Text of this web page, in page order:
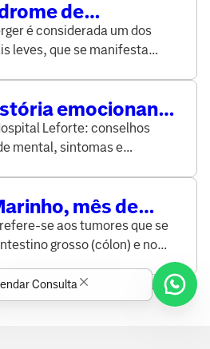
precoce do câncer
de
é considerada um dos
leves, que se manifesta
emocionante
DavidLeforte: conselhos
mental, sintomas e
mês de
sobre o câncer
se aos tumores que se
grosso (cólon) e no
Segundo o INCA, é
que mais atigem os
site do Grupo Leforte
29 30 ... 44
Consulta